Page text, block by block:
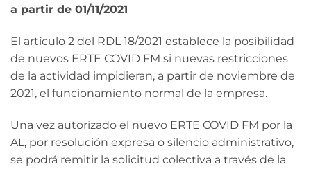
a partir de 01/11/2021
El artículo 2 del RDL 18/2021 establece la posibilidad
de nuevos ERTE COVID FM si nuevas restricciones
de la actividad impidieran, a partir de noviembre de
2021, el funcionamiento normal de la empresa.
Una vez autorizado el nuevo ERTE COVID FM por la
AL, por resolución expresa o silencio administrativo,
se podrá remitir la solicitud colectiva a través de la